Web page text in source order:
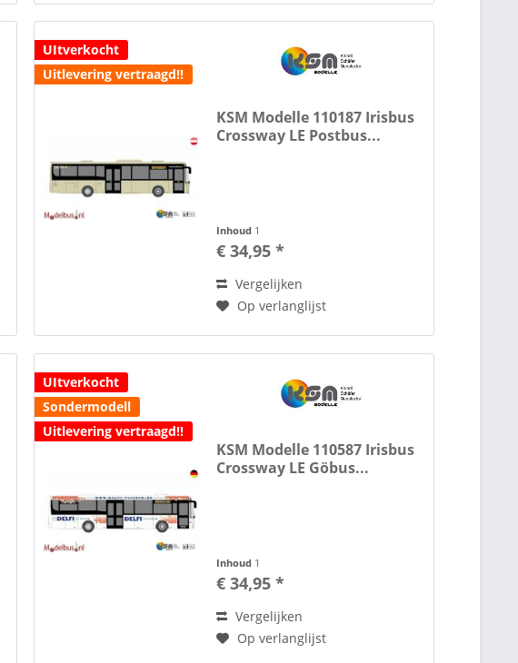
UItverkocht
Uitlevering vertraagd!!
KSM Modelle 110187 Irisbus
Crossway LE Postbus...
Inhoud 1
€ 34,95 *
Vergelijken
Op verlanglijst
UItverkocht
Sondermodell
Uitlevering vertraagd!!
KSM Modelle 110587 Irisbus
Crossway LE Göbus...
Inhoud 1
€ 34,95 *
Vergelijken
Op verlanglijst